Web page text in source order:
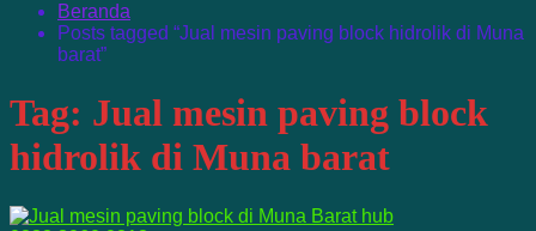
Beranda
Posts tagged “Jual mesin paving block hidrolik di Muna
barat”
Tag: Jual mesin paving block
hidrolik di Muna barat